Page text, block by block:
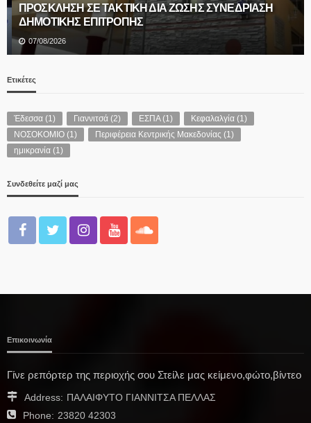
ΠΡΟΣΚΛΗΣΗ ΣΕ ΤΑΚΤΙΚΗ ΔΙΑ ΖΩΣΗΣ ΣΥΝΕΔΡΙΑΣΗ
ΔΗΜΟΤΙΚΗΣ ΕΠΙΤΡΟΠΗΣ
07/08/2026
Ετικέτες
Έδεσσα (1) Γιαννιτσά (2) ΕΣΠΑ(1) Κεφαλαλγία (1)
ΝΟΣΟΚΟΜΙΟ (1) Περιφέρεια Κεντρικής Μακεδονίας (1)
ημικρανία (1)
Συνδεθείτε μαζί μας
Επικοινωνία
Γίνε ρεπόρτερ της περιοχής σου Στείλε μας κείμενο,φώτο,βίντεο
Address: ΠΑΛΑΙΦΥΤΟ ΓΙΑΝΝΙΤΣΑ ΠΕΛΛΑΣ
Phone: 23820 42303